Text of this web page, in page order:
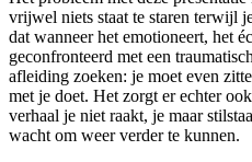
vrijwel niets staat te staren terwijl
dat wanneer het emotioneert, het
geconfronteerd met een
afleiding zoeken: je moet even
met je doet. Het zorgt er echter
verhaal je niet raakt, je maar
wacht om weer verder te kunnen.